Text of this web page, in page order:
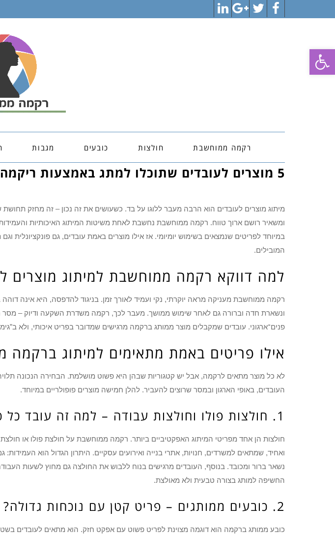
פתח סרגל נגישות
Facebook
Twitter
Google+
LinkedIn
רקמה ממוחשבת חולצות כובעים מגבות
5 מוצרים לעובדים שתוכלו למתג באמצעות ריקמה ממוחשבת
מיתוג מוצרים לעובדים הוא הרבה מעבר ללוגו על בד. כשעושים את זה נכון – זה מחזק תחושת
ומשאיר רושם ארוך טווח. רקמה ממוחשבת נחשבת לאחת משיטות המיתוג האיכותיות
במיוחד לפריטים שנמצאים בשימוש יומיומי. אז אילו מוצרים באמת עובדים, גם פונקציונלית
המובילים.
למה דווקא רקמה ממוחשבת למיתוג מוצרים
רקמה ממוחשבת מעניקה מראה יוקרתי, נקי ועמיד לאורך זמן. בניגוד להדפסה, היא אינה
ונשארת חדה וברורה גם לאחר שימוש ממושך. מעבר לכך, רקמה משדרת השקעה ודיוק – מסר
פנים־ארגוני. עובדים שמקבלים מוצר ממותג ברקמה מרגישים שמדובר בפריט איכותי, ולא
אילו פריטים באמת מתאימים למיתוג ברקמה
לא כל מוצר מתאים לרקמה, אבל יש קטגוריות שבהן היא פשוט מושלמת. הבחירה הנכונה
העובדים, באופי הארגון ובמסר שרוצים להעביר. להלן חמישה מוצרים פופולריים במיוחד.
1. חולצות פולו וחולצות עבודה – למה זה עובד כל כך טוב?
חולצות הן אחד מפריטי המיתוג האפקטיביים ביותר. רקמה ממוחשבת על חולצת פולו או
ואחיד, שמתאים למשרדים, חנויות, אתרי בנייה ואירועים עסקיים. היתרון הגדול הוא העמידות:
נשאר ברור ומכובד. בנוסף, העובדים מרגישים בנוח ללבוש את החולצה גם מחוץ לשעות
החשיפה למותג בצורה טבעית ולא מאולצת.
2. כובעים ממותגים – פריט קטן עם נוכחות גדולה?
כובע ממותג ברקמה הוא דוגמה מצוינת לפריט פשוט עם אפקט חזק. הוא מתאים לעובדים